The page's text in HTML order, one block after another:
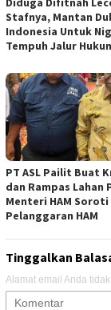
Stafnya, Mantan
Indonesia Untuk
Tempuh Jalur
PT ASL Pailit Buat
dan Rampas Lahan
Menteri HAM Soroti
Pelanggaran HAM
Tinggalkan
Alamat email Anda